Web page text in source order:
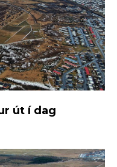
út í dag